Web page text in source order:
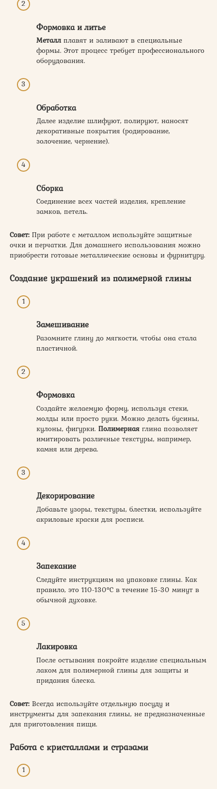
Формовка и литье
Металлплавят и заливают в специальные
формы. Этот процесс требует профессионального
оборудования.
Обработка
Далее изделие шлифуют, полируют, наносят
декоративные покрытия (родирование,
золочение, чернение).
Сборка
Соединение всех частей изделия, крепление
замков, петель.
Совет: При работе с металлом используйте защитные
очки и перчатки. Для домашнего использования можно
приобрести готовые металлические основы и фурнитуру.
Создание украшений из полимерной глины
Замешивание
Разомните глину до мягкости, чтобы она стала
пластичной.
Формовка
Создайте желаемую форму, используя стеки,
молды или просто руки. Можно делать бусины,
кулоны, фигурки. Полимерная глина позволяет
имитировать различные текстуры, например,
камня или дерева.
Декорирование
Добавьте узоры, текстуры, блестки, используйте
акриловые краски для росписи.
Запекание
Следуйте инструкциям на упаковке глины. Как
правило, это 110-130°C в течение 15-30 минут в
обычной духовке.
Лакировка
После остывания покройте изделие специальным
лаком для полимерной глины для защиты и
придания блеска.
Совет: Всегда используйте отдельную посуду и
инструменты для запекания глины, не предназначенные
для приготовления пищи.
Работа с кристаллами и стразами